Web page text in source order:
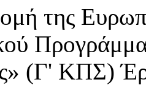
της
(Γ' ΚΠΣ)